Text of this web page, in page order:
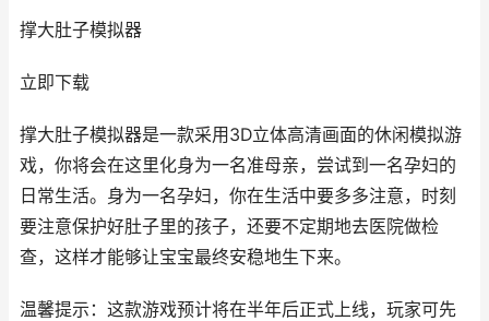
撑大肚子模拟器
立即下载
撑大肚子模拟器是一款采用3D立体高清画面的休闲模拟游
戏，你将会在这里化身为一名准母亲，尝试到一名孕妇的
日常生活。身为一名孕妇，你在生活中要多多注意，时刻
要注意保护好肚子里的孩子，还要不定期地去医院做检
查，这样才能够让宝宝最终安稳地生下来。
温馨提示：这款游戏预计将在半年后正式上线，玩家可先